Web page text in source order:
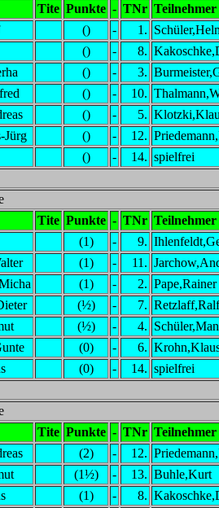
Tite Punkte - TNr Teilnehmer
() - 1.
() - 8.
() - 3.
() - 10.
() - 5.
Jürg () - 12.
() - 14. spielfrei
Tite Punkte - TNr Teilnehmer
(1) - 9.
(1) - 11.
(1) - 2. Pape,Rainer
(½) - 7. Retzlaff,Ralf
(½) - 4.
(0) - 6.
(0) - 14. spielfrei
Tite Punkte - TNr Teilnehmer
(2) - 12.
(1½) - 13. Buhle,Kurt
(1) - 8.